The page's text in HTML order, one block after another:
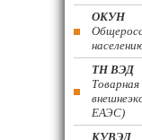
ОКУН
ТН ВЭД
ЕАЭС)
КУВЭД